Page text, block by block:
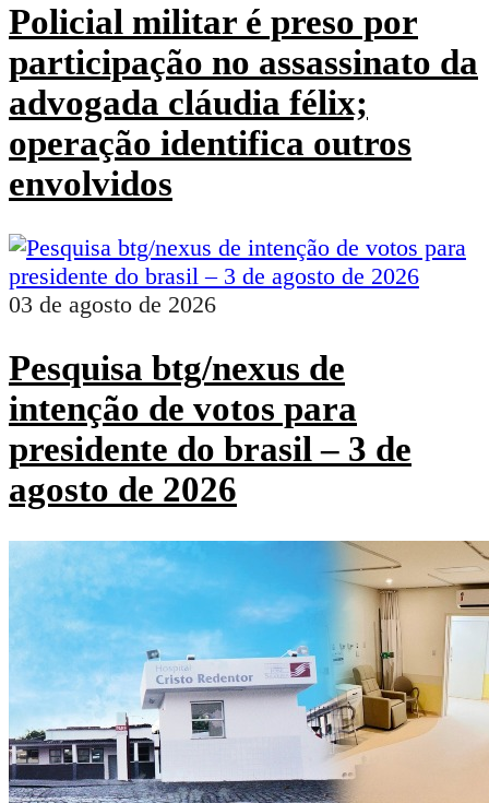
Policial militar é preso por
participação no assassinato da
advogada cláudia félix;
operação identifica outros
envolvidos
03 de agosto de 2026
Pesquisa btg/nexus de
intenção de votos para
presidente do brasil – 3 de
agosto de 2026